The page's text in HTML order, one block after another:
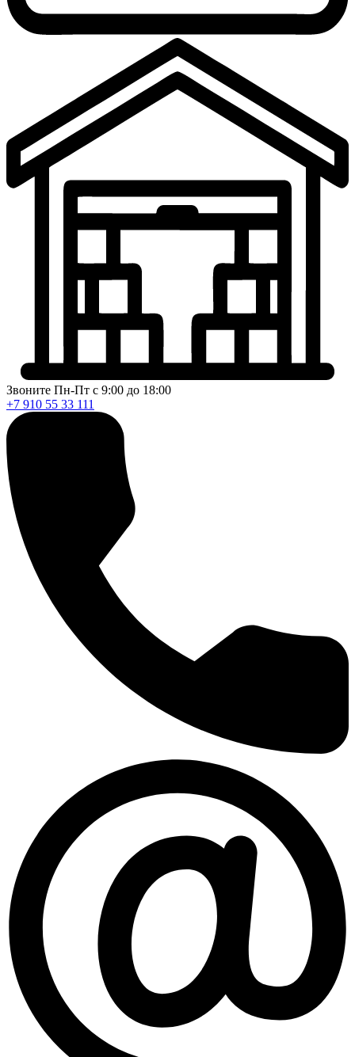
Звоните Пн-Пт с 9:00 до 18:00
+7 910 55 33 111